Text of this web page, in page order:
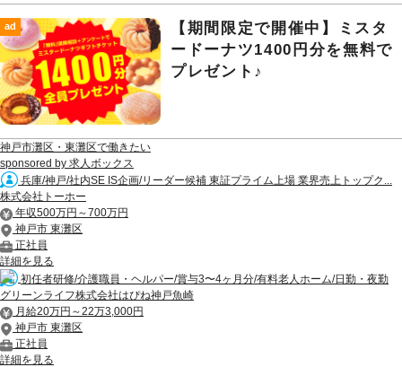
ad
【期間限定で開催中】ミスタ
ードーナツ1400円分を無料で
プレゼント♪
神戸市灘区・東灘区で働きたい
sponsored by 求人ボックス
兵庫/神戸/社内SE IS企画/リーダー候補 東証プライム上場 業界売上トップク...
株式会社トーホー
年収500万円～700万円
神戸市 東灘区
正社員
詳細を見る
初任者研修/介護職員・ヘルパー/賞与3〜4ヶ月分/有料老人ホーム/日勤・夜勤
グリーンライフ株式会社はぴね神戸魚崎
月給20万円～22万3,000円
神戸市 東灘区
正社員
詳細を見る